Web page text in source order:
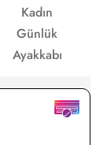
Kadın
Günlük
Ayakkabı